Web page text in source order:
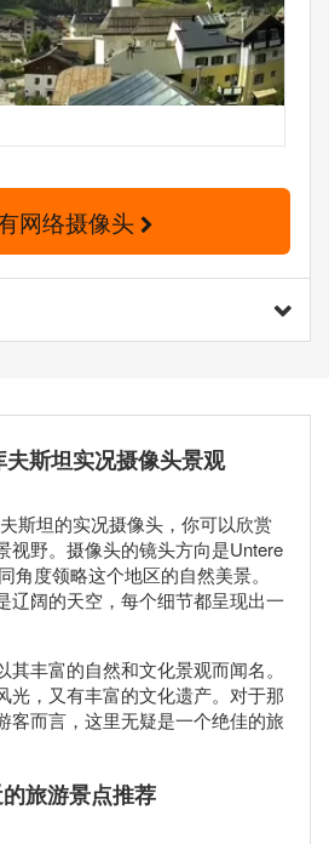
网络摄像头
斯坦实况摄像头景观
斯坦的实况摄像头，你可以欣赏
视野。摄像头的镜头方向是Untere
角度领略这个地区的自然美景。
辽阔的天空，每个细节都呈现出一
丰富的自然和文化景观而闻名。
光，又有丰富的文化遗产。对于那
客而言，这里无疑是一个绝佳的旅
旅游景点推荐